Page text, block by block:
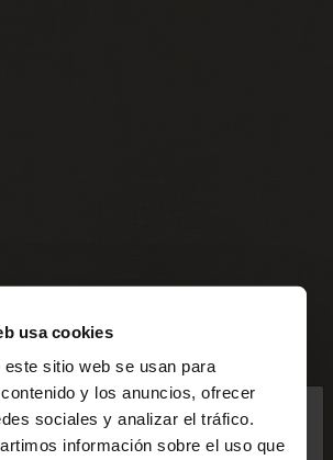
usa cookies
sitio web se usan para
y los anuncios, ofrecer
sociales y analizar el tráfico.
información sobre el uso que